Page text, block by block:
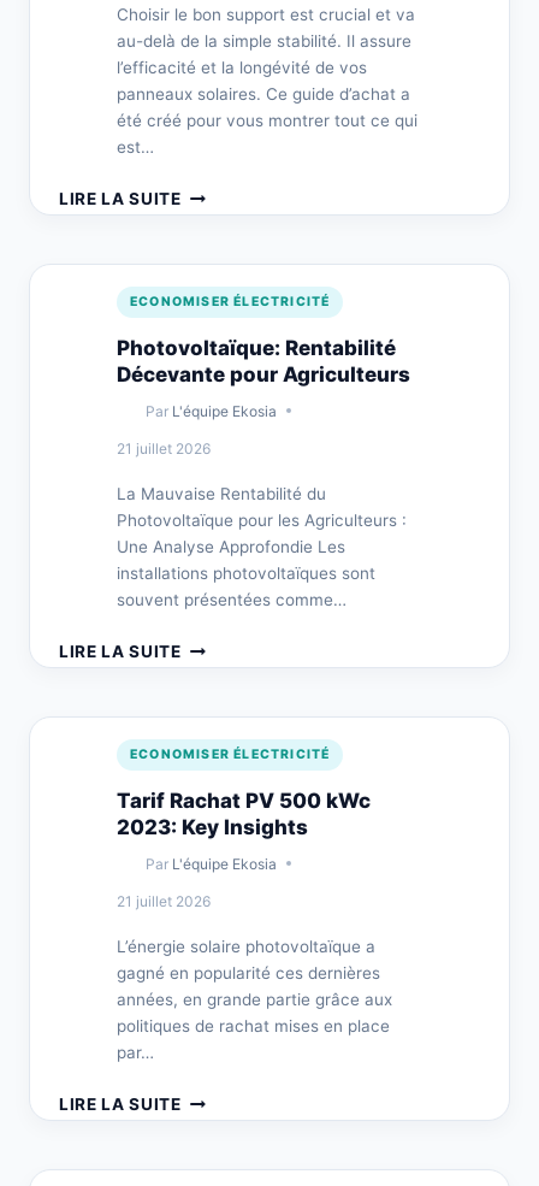
Choisir le bon support est crucial et va
au-delà de la simple stabilité. Il assure
l’efficacité et la longévité de vos
panneaux solaires. Ce guide d’achat a
été créé pour vous montrer tout ce qui
est…
LIRE LA SUITESUPPORT
PANNEAU
AU
SOL
–
GUIDE
D’ACHAT
ECONOMISER ÉLECTRICITÉ
Photovoltaïque: Rentabilité
Décevante pour Agriculteurs
Par L'équipe Ekosia
21 juillet 2026
La Mauvaise Rentabilité du
Photovoltaïque pour les Agriculteurs :
Une Analyse Approfondie Les
installations photovoltaïques sont
souvent présentées comme…
LIRE LA SUITEPHOTOVOLTAÏQUE:
RENTABILITÉ
POUR
AGRICULTEURS
ECONOMISER ÉLECTRICITÉ
Tarif Rachat PV 500 kWc
2023: Key Insights
Par L'équipe Ekosia
21 juillet 2026
L’énergie solaire photovoltaïque a
gagné en popularité ces dernières
années, en grande partie grâce aux
politiques de rachat mises en place
par…
LIRE LA SUITETARIF
RACHAT
500